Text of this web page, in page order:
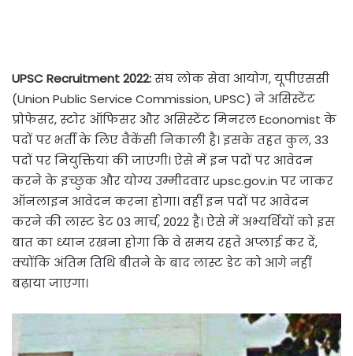
UPSC Recruitment 2022:संघ लोक सेवा आयोग, यूपीएससी
(Union Public Service Commission, UPSC) ने असिस्टेंट
प्रोफेसर, स्टोर ऑफिसर और असिस्टेंट मिनरल Economist के
पदों पर भर्ती के लिए वैकेंसी निकाली है। इसके तहत कुल, 33
पदों पर नियुक्तियां की जाएंगी। ऐसे में इन पदों पर आवेदन
करने के इच्छुक और योग्य उम्मीदवार upsc.gov.in पर जाकर
ऑनलाइन आवेदन करना होगा। वहीं इन पदों पर आवेदन
करने की लास्ट डेट 03 मार्च, 2022 है। ऐसे में अभ्यर्थियों को इस
बात का ध्यान रखना होगा कि वे समय रहते अप्लाई कर दें,
क्योंकि अंतिम तिथि बीतने के बाद लास्ट डेट को आगे नहीं
बढ़ाया जाएगा।